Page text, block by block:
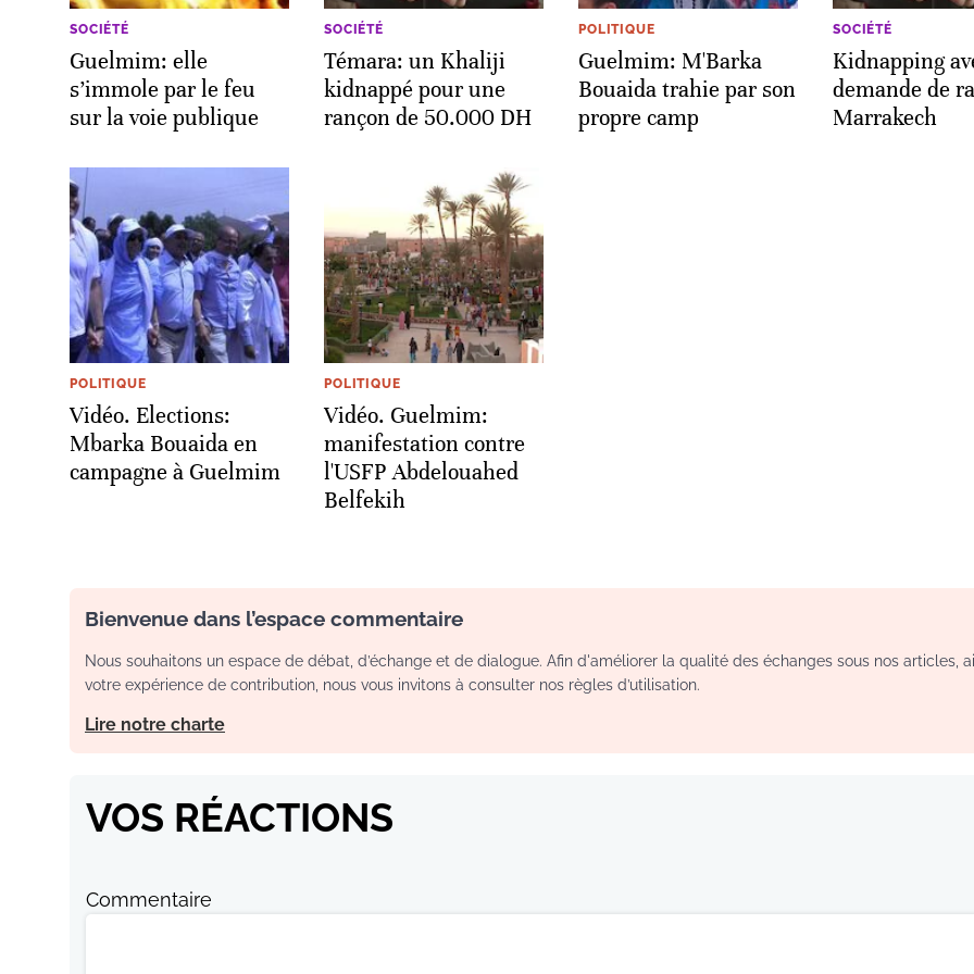
SOCIÉTÉ
Guelmim: elle
s’immole par le feu
sur la voie publique
SOCIÉTÉ
Témara: un Khaliji
kidnappé pour une
rançon de 50.000 DH
POLITIQUE
Guelmim: M'Barka
Bouaida trahie par son
propre camp
SOCIÉTÉ
Kidnapping
demande de
Marrakech
POLITIQUE
Vidéo. Elections:
Mbarka Bouaida en
campagne à Guelmim
POLITIQUE
Vidéo. Guelmim:
manifestation contre
l'USFP Abdelouahed
Belfekih
Bienvenue dans l’espace commentaire
Nous souhaitons un espace de débat, d’échange et de dialogue. Afin d'améliorer la qualité des échanges sous nos articles,
votre expérience de contribution, nous vous invitons à consulter nos règles d’utilisation.
Lire notre charte
VOS RÉACTIONS
Commentaire